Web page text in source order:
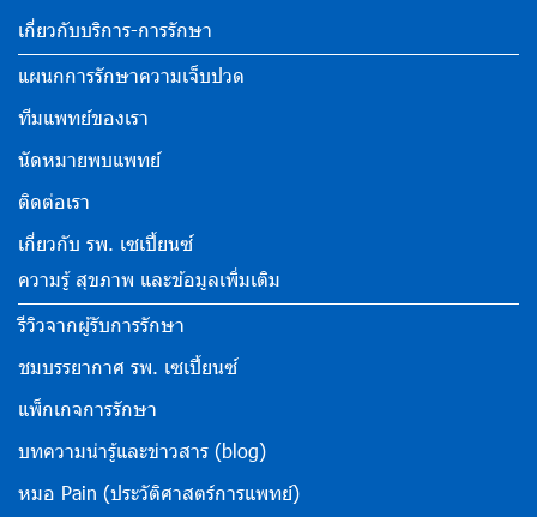
เกี่ยวกับบริการ-การรักษา
แผนกการรักษาความเจ็บปวด
ทีมแพทย์ของเรา
นัดหมายพบแพทย์
ติดต่อเรา
เกี่ยวกับ รพ. เซเปี้ยนซ์
ความรู้ สุขภาพ และข้อมูลเพิ่มเติม
รีวิวจากผู้รับการรักษา
ชมบรรยากาศ รพ. เซเปี้ยนซ์
แพ็กเกจการรักษา
บทความน่ารู้และข่าวสาร (blog)
หมอ Pain (ประวัติศาสตร์การแพทย์)